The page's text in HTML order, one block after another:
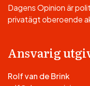
Dagens Opinion är
privatägt oberoende
Ansvarig
Rolf van de Brink